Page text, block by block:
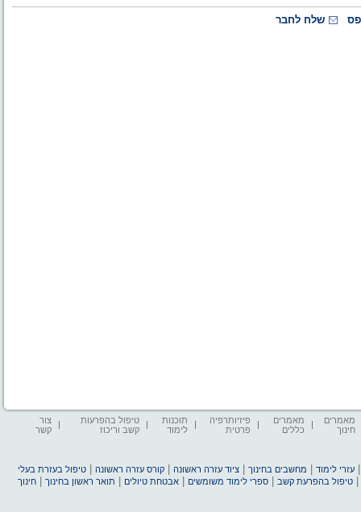
שלח לחבר
מאמרים
חינוך
מאמרים
כללים
פיזיותרפיה
פרטית
תוכנות
לימוד
טיפול בהפרעות
קשב וריכוז
צור
קשר
עזרי לימוד מחשבים בחינוך |ציוד עזרה ראשונה |קורס עזרה ראשונה |טיפול בעזרת בעלי
|טיפול בהפרעת קשב |ספרי לימוד משומשים |אבטחת טיולים תואר ראשון בחינוך |חינוך